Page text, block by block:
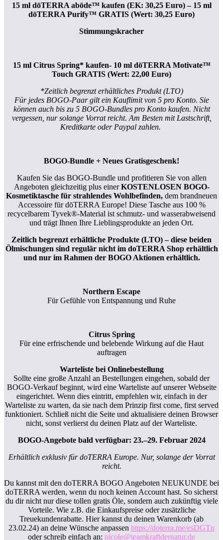
15 ml dōTERRA abōde™ kaufen (EK: 30,25 Euro) – 15 ml
dōTERRA Purify™ GRATIS (Wert: 30,25 Euro)
Stimmungskracher
15 ml Citrus Spring* kaufen- 10 ml dōTERRA Motivate™
Touch GRATIS (Wert: 22,00 Euro)
*Zeitlich begrenzt erhältliches Produkt (LTO)
Für jedes BOGO-Paar gilt ein Kauflimit von 5 pro Konto. Sie
können auch bis zu 5 BOGO-Bundles pro Konto kaufen. Nicht
vergessen, nur solange Vorrat reicht. Am Besten mit Lastschrift,
Kreditkarte oder Paypal zahlen.
BOGO-Bundle + Neues Gratisgeschenk!
Kaufen Sie das BOGO-Bundle und profitieren Sie von allen
Angeboten gleichzeitig plus einerKOSTENLOSEN BOGO-
Kosmetiktasche für strahlendes Wohlbefinden, dem brandneuen
Accessoire für dōTERRA Europe! Diese Tasche aus 100 %
recycelbarem Tyvek®-Material ist schmutz- und wasserabweisend
und trägt Ihnen Ihre Lieblingsprodukte an jeden Ort.
Zeitlich begrenzt erhältliche Produkte (LTO) – diese beiden
Ölmischungen sind regulär nicht im doTERRA Shop erhältlich
und nur im Rahmen der BOGO Aktionen erhältlich.
Northern Escape
Für Gefühle von Entspannung und Ruhe
Citrus Spring
Für eine erfrischende und belebende Wirkung auf die Haut
auftragen
Warteliste bei Onlinebestellung
Sollte eine große Anzahl an Bestellungen eingehen, sobald der
BOGO-Verkauf beginnt, wird eine Warteliste auf unserer Webseite
eingerichtet. Wenn dies eintritt, empfehlen wir, einfach in der
Warteliste zu warten, da sie nach dem Prinzip first come, first served
funktioniert. Schließ nicht die Seite und aktualisiere deinen Browser
nicht, sonst verlierst du deinen Platz auf der Warteliste.
BOGO-Angebote bald verfügbar: 23.–29. Februar 2024
Erhältlich exklusiv für doTERRA Europe. Nur, solange der Vorrat
reicht.
Du kannst mit den doTERRA BOGO Angeboten NEUKUNDE bei
doTERRA werden, wenn du noch keinen Account hast. So sicherst
du dir nicht nur diese tollen gratis Öle, sondern auch zukünftig viele
Vorteile. Wie z.B. die Einkaufspreise oder zusätzliche
Treuekundenrabatte. Hier kannst du deinen Warenkorb (ab
23.02.24) an deine Wünsche anpassen https://doterra.me/esDGTn
oder schreib einfach an: nicole@teamkraftdernatur.de